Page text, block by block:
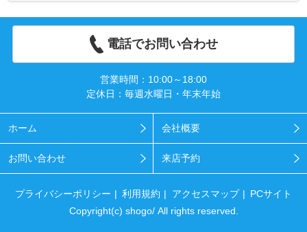
電話でお問い合わせ
営業時間：10:00～18:00
定休日：毎週水曜日・年末年始
ホーム 会社概要
お問い合わせ 来店予約
プライバシーポリシー 利用規約 アクセスマップ
PCサイト
Copyright(c) shogo/ All rights reserved.